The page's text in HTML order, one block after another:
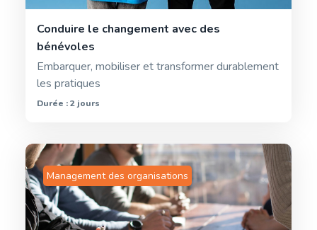
Conduire le changement avec des
bénévoles
Embarquer, mobiliser et transformer durablement
les pratiques
Durée : 2 jours
Management des organisations